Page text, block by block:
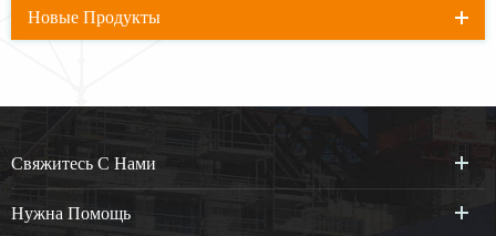
Новые Продукты
Свяжитесь С Нами
Нужна Помощь